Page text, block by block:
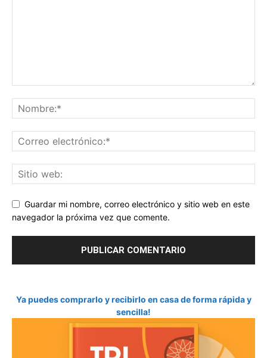
Guardar mi nombre, correo electrónico y sitio web en este
navegador la próxima vez que comente.
Ya puedes comprarlo y recibirlo en casa de forma rápida y
sencilla!